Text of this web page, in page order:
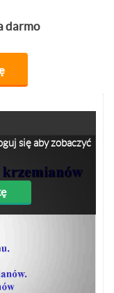
darmo
się aby zobaczyć